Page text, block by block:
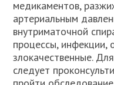
медикаментов,
артериальным
внутриматочной
процессы, инфекции,
злокачественные.
следует